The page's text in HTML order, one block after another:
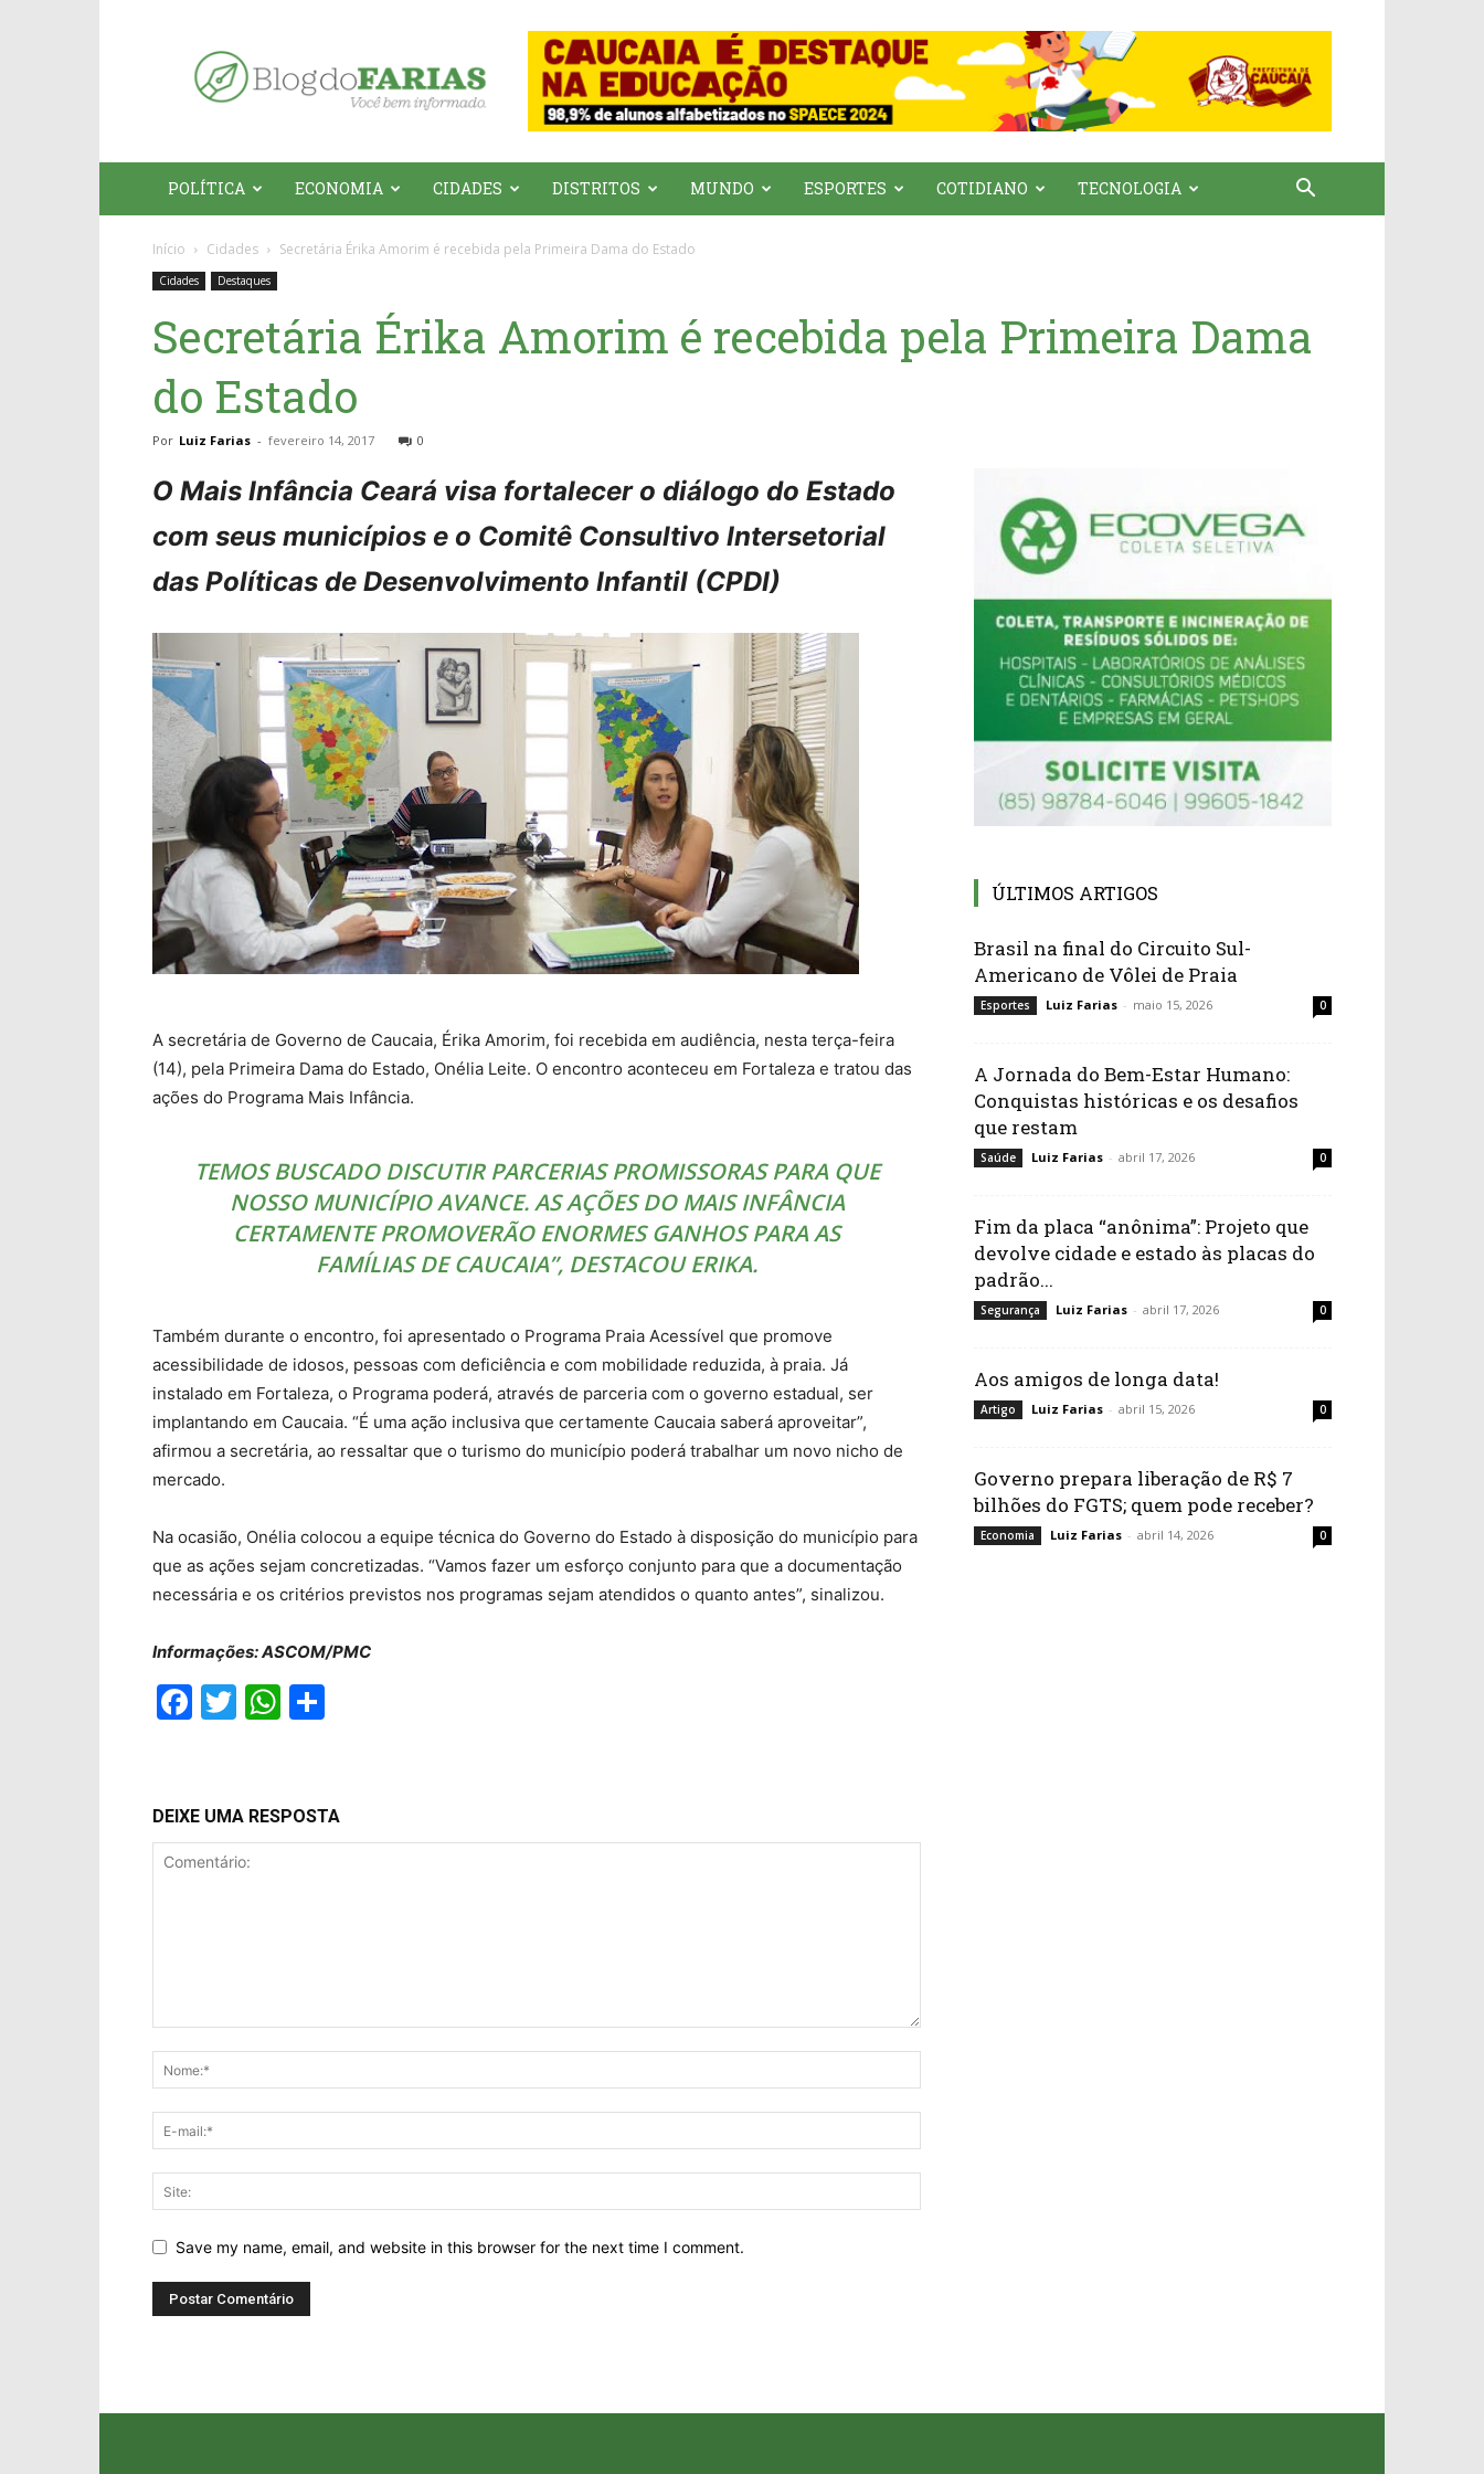
do
Farias
POLÍTICA ECONOMIA CIDADES DISTRITOS MUNDO ESPORTES COTIDIANO TECNOLOGIA
Início Cidades Secretária Érika Amorim é recebida pela Primeira Dama do Estado
Cidades Destaques
Secretária Érika Amorim é recebida pela Primeira Dama
do Estado
Por Luiz Farias - fevereiro 14, 2017 0
O Mais Infância Ceará visa fortalecer o diálogo do Estado
com seus municípios e o Comitê Consultivo Intersetorial
das Políticas de Desenvolvimento Infantil (CPDI)
A secretária de Governo de Caucaia, Érika Amorim, foi recebida em audiência, nesta terça-feira
(14), pela Primeira Dama do Estado, Onélia Leite. O encontro aconteceu em Fortaleza e tratou das
ações do Programa Mais Infância.
TEMOS BUSCADO DISCUTIR PARCERIAS PROMISSORAS PARA QUE
NOSSO MUNICÍPIO AVANCE. AS AÇÕES DO MAIS INFÂNCIA
CERTAMENTE PROMOVERÃO ENORMES GANHOS PARA AS
FAMÍLIAS DE CAUCAIA”, DESTACOU ERIKA.
Também durante o encontro, foi apresentado o Programa Praia Acessível que promove
acessibilidade de idosos, pessoas com deficiência e com mobilidade reduzida, à praia. Já
instalado em Fortaleza, o Programa poderá, através de parceria com o governo estadual, ser
implantando em Caucaia. “É uma ação inclusiva que certamente Caucaia saberá aproveitar”,
afirmou a secretária, ao ressaltar que o turismo do município poderá trabalhar um novo nicho de
mercado.
Na ocasião, Onélia colocou a equipe técnica do Governo do Estado à disposição do município para
que as ações sejam concretizadas. “Vamos fazer um esforço conjunto para que a documentação
necessária e os critérios previstos nos programas sejam atendidos o quanto antes”, sinalizou.
Informações: ASCOM/PMC
Facebook
TwitterWhatsApp
DEIXE UMA RESPOSTA
Save my name, email, and website in this browser for the next time I comment.
ÚLTIMOS ARTIGOS
Brasil na final do Circuito Sul-
Americano de Vôlei de Praia
Esportes Luiz Farias - maio 15, 2026 0
A Jornada do Bem-Estar Humano:
Conquistas históricas e os desafios
que restam
Saúde Luiz Farias - abril 17, 2026 0
Fim da placa “anônima”: Projeto que
devolve cidade e estado às placas do
padrão...
Segurança Luiz Farias - abril 17, 2026 0
Aos amigos de longa data!
Artigo Luiz Farias - abril 15, 2026 0
Governo prepara liberação de R$ 7
bilhões do FGTS; quem pode receber?
Economia Luiz Farias - abril 14, 2026 0